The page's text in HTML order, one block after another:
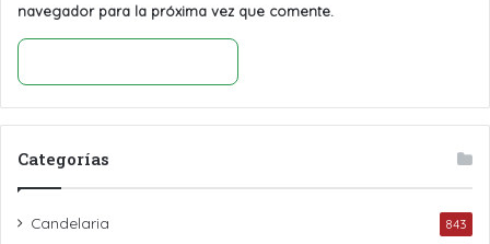
navegador para la próxima vez que comente.
Categorías
Candelaria 843